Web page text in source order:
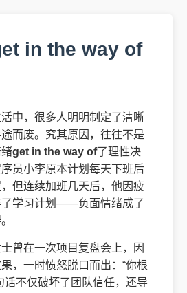
in the way of
中，很多人明明制定了清晰
而废。究其原因，往往不是
get in the way of了理性决
员小李原本计划每天下班后
但连续加班几天后，他因疲
了学习计划——负面情绪成了
曾在一次项目复盘会上，因
，一时愤怒脱口而出：“你根
话不仅破坏了团队信任，还导